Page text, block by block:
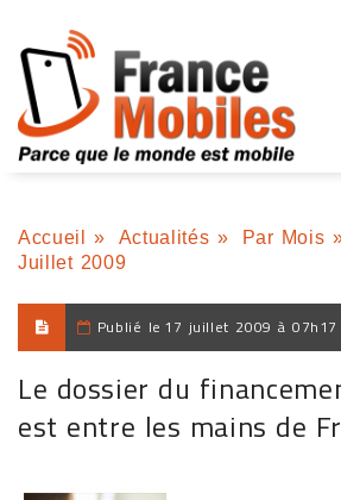
Accueil » Actualités » Par Mois
Juillet 2009
Publié le 17 juillet 2009 à 07h17
Le dossier du
est entre les mains de